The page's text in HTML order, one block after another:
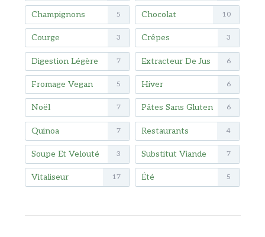
Champignons 5 Chocolat 10
Courge 3 Crêpes 3
Digestion Légère 7 Extracteur De Jus 6
Fromage Vegan 5 Hiver 6
Noël 7 Pâtes Sans Gluten 6
Quinoa 7 Restaurants 4
Soupe Et Velouté 3 Substitut Viande 7
Vitaliseur 17 Été 5